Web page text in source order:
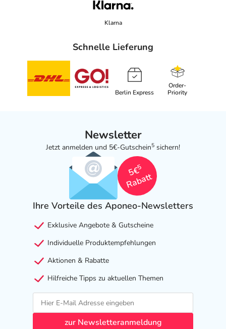
Klarna
Schnelle Lieferung
Berlin Express
Order-
Priority
Newsletter
Jetzt anmelden und 5€-Gutschein5 sichern!
5€
5
Rabatt
Ihre Vorteile des Aponeo-Newsletters
Exklusive Angebote & Gutscheine
Individuelle Produktempfehlungen
Aktionen & Rabatte
Hilfreiche Tipps zu aktuellen Themen
zur Newsletteranmeldung